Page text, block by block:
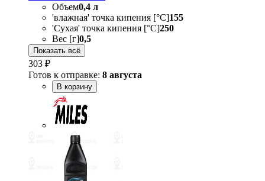
Объем0,4 л
'влажная' точка кипения [°C]155
'Сухая' точка кипения [°C]250
Вес [г]0,5
Показать всё
303 ₽
Готов к отправке: 8 августа
В корзину